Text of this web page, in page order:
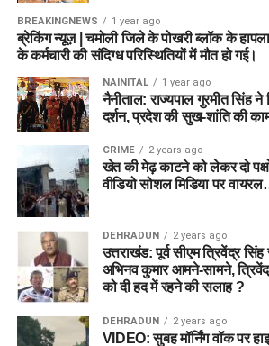
BREAKINGNEWS 1 year ago
ब्रेकिंग न्यूज़ | चमोली जिले के पोखरी ब्लॉक के हापला
के कर्मचारी की संदिग्ध परिस्थितियों में मौत हो गई।
NAINITAL 1 year ago
नैनीताल: राज्यपाल गुरमीत सिंह ने
दर्शन, प्रदेश की सुख-शांति की
CRIME 2 years ago
खेत की मेढ़ काटने को लेकर दो
वीडियो सोशल मिडिया पर
DEHRADUN 2 years ago
उत्तराखंड: पूर्व सीएम त्रिवेंद्र
अभिनव कुमार आमने-सामने,
को दी हद में रहने की सलाह ?
DEHRADUN 2 years ago
VIDEO: सुबह मॉर्निंग वॉक पर